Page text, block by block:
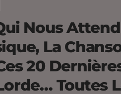
Nous
La
20
Toutes